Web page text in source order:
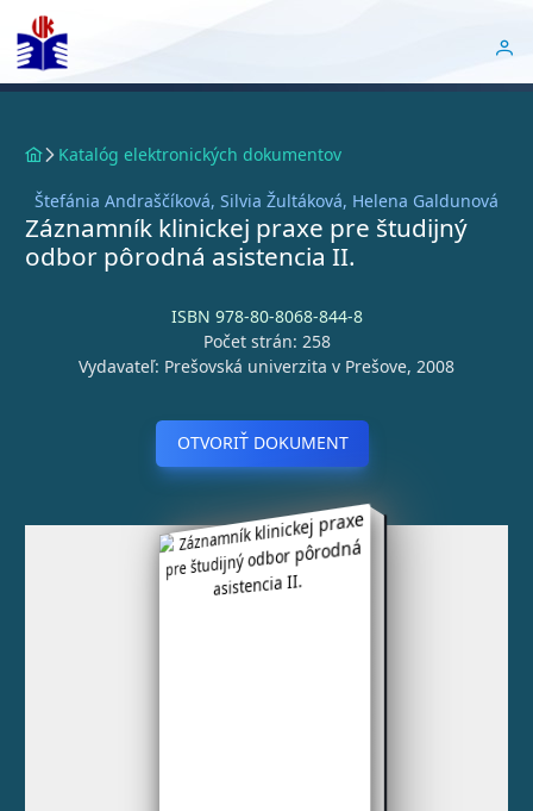
Katalóg elektronických dokumentov
Štefánia Andraščíková, Silvia Žultáková, Helena Galdunová
Záznamník klinickej praxe pre študijný
odbor pôrodná asistencia II.
ISBN 978-80-8068-844-8
Počet strán: 258
Vydavateľ: Prešovská univerzita v Prešove, 2008
OTVORIŤ DOKUMENT